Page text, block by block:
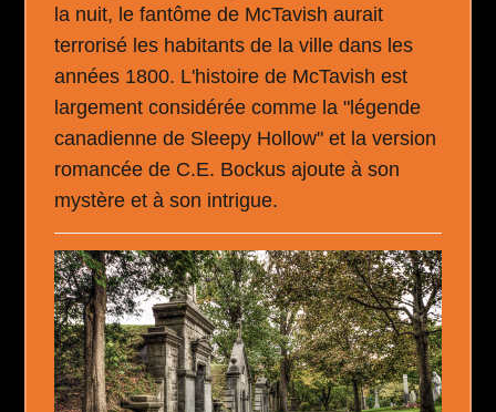
la nuit, le fantôme de McTavish aurait
terrorisé les habitants de la ville dans les
années 1800. L'histoire de McTavish est
largement considérée comme la "légende
canadienne de Sleepy Hollow" et la version
romancée de C.E. Bockus ajoute à son
mystère et à son intrigue.